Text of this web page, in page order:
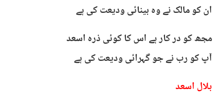
ان کو مالک نے وہ بینائی ودیعت کی ہے
مجھ کو در کار ہے اس کا کوئی ذرہ اسعد
آپ کو رب نے جو گہرائی ودیعت کی ہے
بلال اسعد